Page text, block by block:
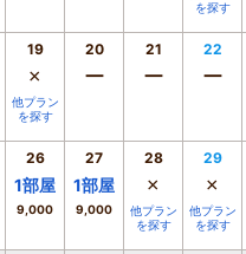
を探す
19
×
他プラン
を探す
20
ー
21
ー
22
ー
26
1部屋
9,000
27
1部屋
9,000
28
×
他プラン
を探す
29
×
他プラン
を探す